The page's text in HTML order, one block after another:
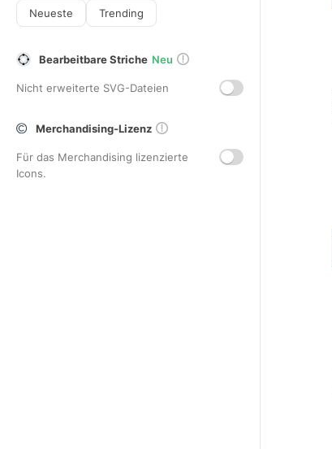
Neueste Trending
Bearbeitbare Striche Neu
Nicht erweiterte SVG-Dateien
Merchandising-Lizenz
Für das Merchandising lizenzierte
Icons.